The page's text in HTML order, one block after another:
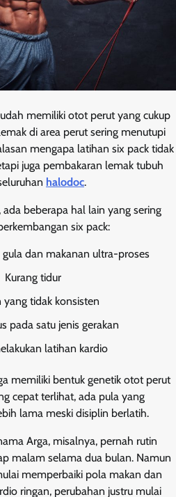
memiliki otot perut yang cukup
di area perut sering menutupi
mengapa latihan six pack tidak
juga pembakaran lemak tubuh
halodoc.
beberapa hal lain yang sering
six pack:
dan makanan ultra-proses
Kurang tidur
yang tidak konsisten
pada satu jenis gerakan
latihan kardio
memiliki bentuk genetik otot perut
cepat terlihat, ada pula yang
lama meski disiplin berlatih.
Arga, misalnya, pernah rutin
malam selama dua bulan. Namun
memperbaiki pola makan dan
ringan, perubahan justru mulai